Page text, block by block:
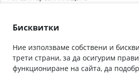
Общи условия
Абонирай се за нашия бюлетин
Бисквитки
Ние използваме собствени и
трети страни, за да осигурим
функциониране на сайта, да